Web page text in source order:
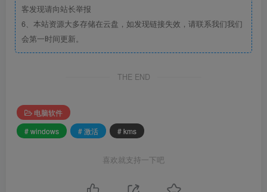
客发现请向站长举报
6、本站资源大多存储在云盘，如发现链接失效，请联系我们我们
会第一时间更新。
THE END
电脑软件
# windows
# 激活 # kms
喜欢就支持一下吧